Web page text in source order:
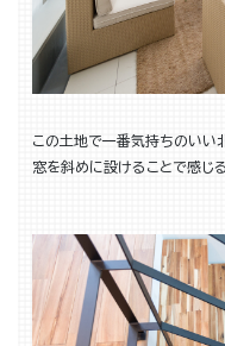
この土地で一番気持ちのいい
窓を斜めに設けることで感じ